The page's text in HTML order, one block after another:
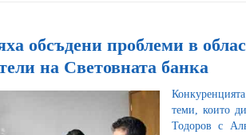
обсъдени проблеми в
на Световната банка
теми, които
Тодоров с